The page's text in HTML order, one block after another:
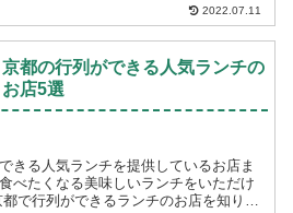
2022.07.11
京都の行列ができる人気ランチの
お店5選
きる人気ランチを提供しているお店ま
べたくなる美味しいランチをいただけ